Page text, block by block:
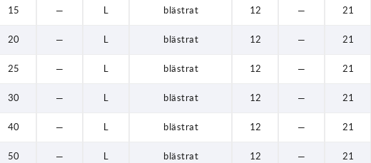
15 — L blästrat 12 — 21
20 — L blästrat 12 — 21
25 — L blästrat 12 — 21
30 — L blästrat 12 — 21
40 — L blästrat 12 — 21
50 — L blästrat 12 — 21